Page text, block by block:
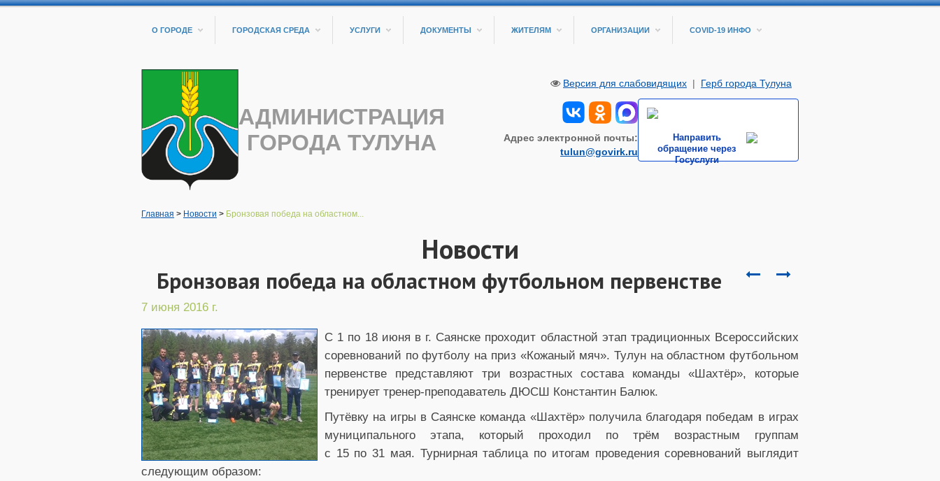
О ГОРОДЕ ГОРОДСКАЯ СРЕДА УСЛУГИ ДОКУМЕНТЫ ЖИТЕЛЯМ ОРГАНИЗАЦИИ COVID-19 ИНФО
АДМИНИСТРАЦИЯ
ГОРОДА ТУЛУНА
Адрес электронной почты:
tulun@govirk.ru
Направить
обращение через
Госуслуги
Версия для слабовидящих | Герб города Тулуна
Главная > Новости > Бронзовая победа на областном...
Новости
Бронзовая победа на областном футбольном первенстве
7 июня 2016 г.
С 1 по 18 июня в г. Саянске проходит областной этап традиционных Всероссийских
соревнований по футболу на приз «Кожаный мяч». Тулун на областном футбольном
первенстве представляют три возрастных состава команды «Шахтёр», которые
тренирует тренер-преподаватель ДЮСШ Константин Балюк.
Путёвку на игры в Саянске команда «Шахтёр» получила благодаря победам в играх
муниципального этапа, который проходил по трём возрастным группам
с 15 по 31 мая. Турнирная таблица по итогам проведения соревнований выглядит
следующим образом: